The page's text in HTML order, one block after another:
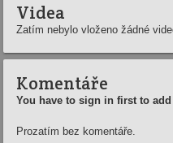
Videa
Zatím nebylo vloženo žádné
Komentáře
You have to sign in first to
Prozatím bez komentáře.